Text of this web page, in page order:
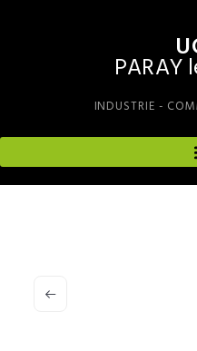
PARAY
INDUSTRIE -